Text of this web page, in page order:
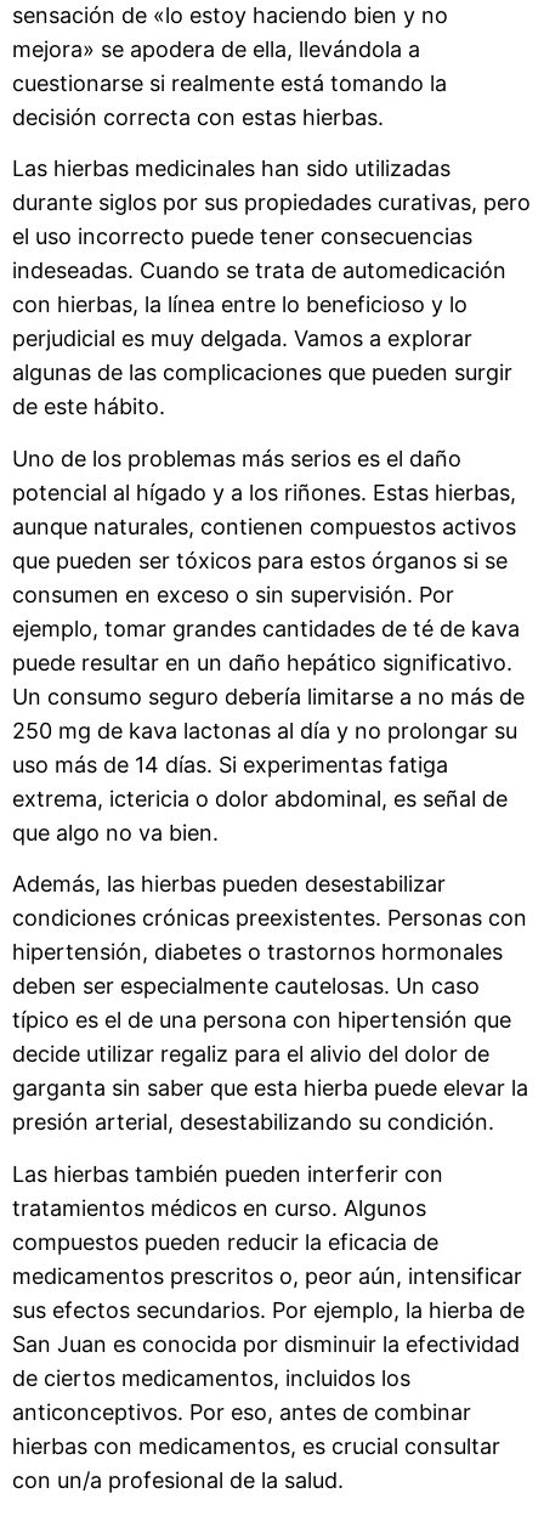
sensación de «lo estoy haciendo bien y no
mejora» se apodera de ella, llevándola a
cuestionarse si realmente está tomando la
decisión correcta con estas hierbas.
Las hierbas medicinales han sido utilizadas
durante siglos por sus propiedades curativas, pero
el uso incorrecto puede tener consecuencias
indeseadas. Cuando se trata de automedicación
con hierbas, la línea entre lo beneficioso y lo
perjudicial es muy delgada. Vamos a explorar
algunas de las complicaciones que pueden surgir
de este hábito.
Uno de los problemas más serios es el daño
potencial al hígado y a los riñones. Estas hierbas,
aunque naturales, contienen compuestos activos
que pueden ser tóxicos para estos órganos si se
consumen en exceso o sin supervisión. Por
ejemplo, tomar grandes cantidades de té de kava
puede resultar en un daño hepático significativo.
Un consumo seguro debería limitarse a no más de
250 mg de kava lactonas al día y no prolongar su
uso más de 14 días. Si experimentas fatiga
extrema, ictericia o dolor abdominal, es señal de
que algo no va bien.
Además, las hierbas pueden desestabilizar
condiciones crónicas preexistentes. Personas con
hipertensión, diabetes o trastornos hormonales
deben ser especialmente cautelosas. Un caso
típico es el de una persona con hipertensión que
decide utilizar regaliz para el alivio del dolor de
garganta sin saber que esta hierba puede elevar la
presión arterial, desestabilizando su condición.
Las hierbas también pueden interferir con
tratamientos médicos en curso. Algunos
compuestos pueden reducir la eficacia de
medicamentos prescritos o, peor aún, intensificar
sus efectos secundarios. Por ejemplo, la hierba de
San Juan es conocida por disminuir la efectividad
de ciertos medicamentos, incluidos los
anticonceptivos. Por eso, antes de combinar
hierbas con medicamentos, es crucial consultar
con un/a profesional de la salud.